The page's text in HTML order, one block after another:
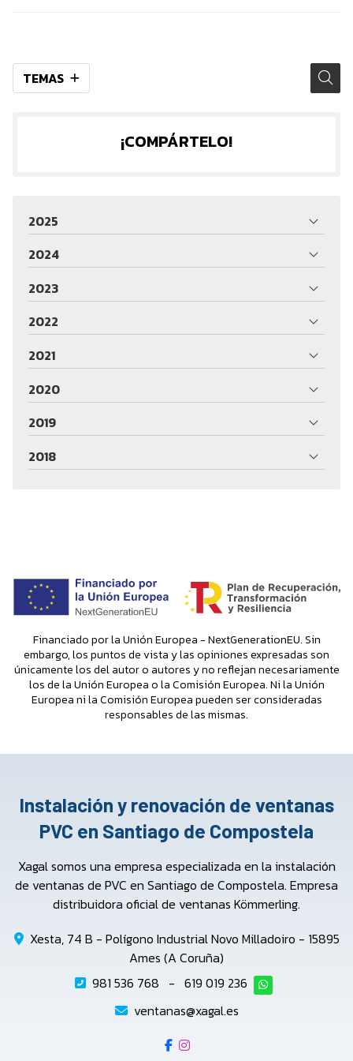
TEMAS
¡COMPÁRTELO!
2025
2024
2023
2022
2021
2020
2019
2018
Financiado por la Unión Europea - NextGenerationEU. Sin
embargo, los puntos de vista y las opiniones expresadas son
únicamente los del autor o autores y no reflejan necesariamente
los de la Unión Europea o la Comisión Europea. Ni la Unión
Europea ni la Comisión Europea pueden ser consideradas
responsables de las mismas.
Instalación y renovación de ventanas
PVC en Santiago de Compostela
Xagal somos una empresa especializada en la instalación
de ventanas de PVC en Santiago de Compostela. Empresa
distribuidora oficial de ventanas Kömmerling.
Xesta, 74 B - Polígono Industrial Novo Milladoiro - 15895
Ames (A Coruña)
981 536 768 - 619 019 236
ventanas@xagal.es